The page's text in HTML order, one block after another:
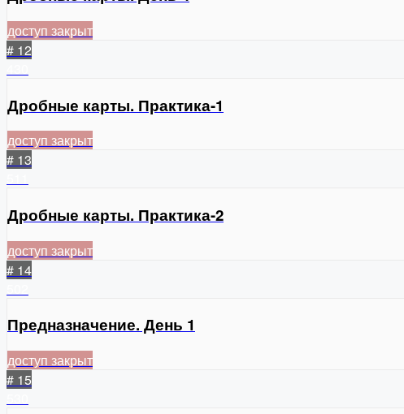
доступ закрыт
# 12
Дробные карты. Практика-1
доступ закрыт
# 13
Дробные карты. Практика-2
доступ закрыт
# 14
Предназначение. День 1
доступ закрыт
# 15